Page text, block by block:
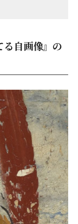
る自画像』の